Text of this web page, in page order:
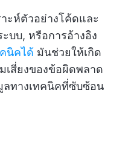
ะห์ตัวอย่างโค้ดและ
บบ, หรือการอ้างอิง
คนิคได้ มันช่วยให้เกิด
เสี่ยงของข้อผิดพลาด
ทางเทคนิคที่ซับซ้อน